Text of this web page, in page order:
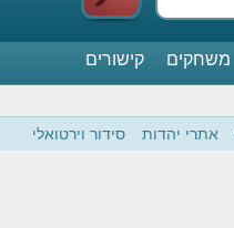
משחקים
קישורים
אתרי יהדות סידור וירטואלי